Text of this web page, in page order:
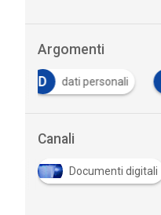
Argomenti
D dati personali
Canali
Documenti digitali